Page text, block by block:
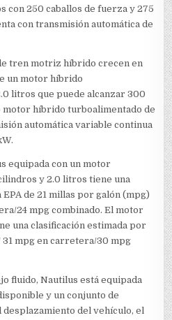
con 250 caballos de fuerza y 275
con transmisión automática de
tren motriz híbrido crecen en
un motor híbrido
litros que puede alcanzar 300
motor híbrido turboalimentado de
automática variable continua
equipada con un motor
y 2.0 litros tiene una
de 21 millas por galón (mpg)
24 mpg combinado. El motor
una clasificación estimada por
31 mpg en carretera/30 mpg
fluido, Nautilus está equipada
y un conjunto de
del vehículo, el